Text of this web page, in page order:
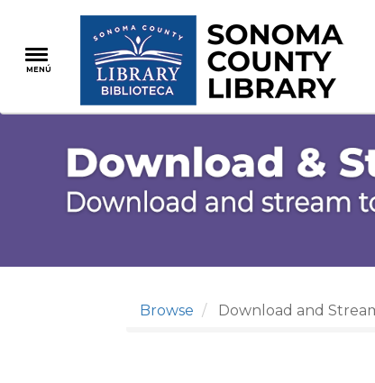
contenido
principal
MENÚ
Browse Download and